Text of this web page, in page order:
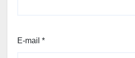
E-mail *